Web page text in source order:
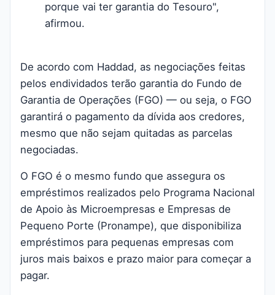
porque vai ter garantia do Tesouro",
afirmou.
De acordo com Haddad, as negociações feitas
pelos endividados terão garantia do Fundo de
Garantia de Operações (FGO) — ou seja, o FGO
garantirá o pagamento da dívida aos credores,
mesmo que não sejam quitadas as parcelas
negociadas.
O FGO é o mesmo fundo que assegura os
empréstimos realizados pelo Programa Nacional
de Apoio às Microempresas e Empresas de
Pequeno Porte (Pronampe), que disponibiliza
empréstimos para pequenas empresas com
juros mais baixos e prazo maior para começar a
pagar.